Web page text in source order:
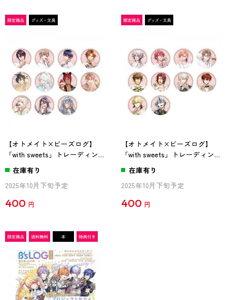
【オトメイト×ビーズログ】
「with sweets」トレーディング
缶バッジ Vol.3
在庫有り
2025年10月下旬予定
400 円
【オトメイト×ビーズログ】
「with sweets」トレーディング
缶バッジ Vol.4
在庫有り
2025年10月下旬予定
400 円